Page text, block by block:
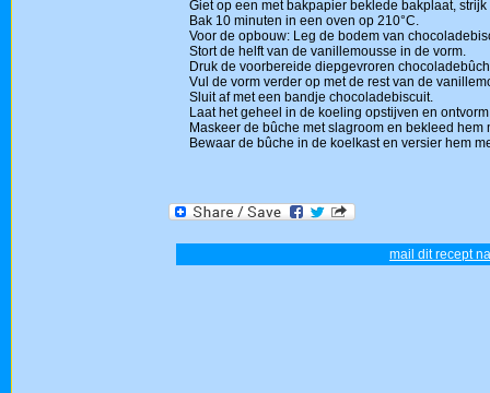
Giet op een met bakpapier beklede bakplaat,
Bak 10 minuten in een oven op 210°C.
Voor de opbouw: Leg de bodem van
Stort de helft van de vanillemousse in de vorm.
Druk de voorbereide diepgevroren
Vul de vorm verder op met de rest van de
Sluit af met een bandje chocoladebiscuit.
Laat het geheel in de koeling opstijven en
Maskeer de bûche met slagroom en bekleed hem
Bewaar de bûche in de koelkast en versier hem
mail dit recept